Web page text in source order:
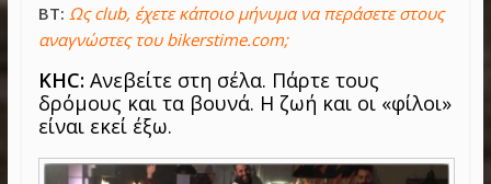
BT: Ως club, έχετε κάποιο μήνυμα να περάσετε στους
αναγνώστες του bikerstime.com;
KHC:Ανεβείτε στη σέλα. Πάρτε τους
δρόμους και τα βουνά. Η ζωή και οι «φίλοι»
είναι εκεί έξω.